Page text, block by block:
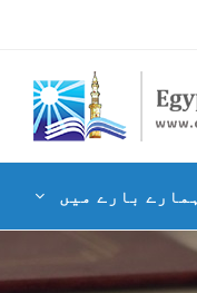
ہمارے بارے میں